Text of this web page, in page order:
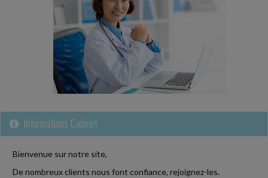
Informations Cabinet
Bienvenue sur notre site,
De nombreux clients nous font confiance, rejoignez-les.